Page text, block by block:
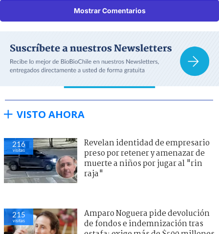
Mostrar Comentarios
VISTO AHORA
216
visitas
Revelan identidad de empresario
preso por retener y amenazar de
muerte a niños por jugar al "rin
raja"
215
visitas
Amparo Noguera pide devolución
de fondos e indemnización tras